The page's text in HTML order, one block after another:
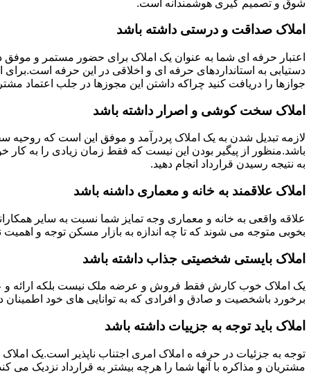
شوق و تصمیم گیری هوشمندانه است.
املاک صداقت و درستی داشته باشد
اعتبار حرفه ای شما به عنوان یک املاک برای حضور مستمر و
دستیابی به استانداردهای حرفه ای و اخلاقی در این حرفه
جوازها را دریافت کنید چراکه داشتن این مجوزها در جلب اعتماد
املاک سخت کوشی و اصرار داشته باشد
لازمه تبدیل شدن به یک املاک پردرآمد و موفق این است که
باشد.منظور از پیگیر بودن این نیست که فقط زمان زیادی را به کار
به نتیجه رسیدن قرارداد انجام دهید.
املاک علاقمند به خانه و معماری داشنه باشد
علاقه واقعی به خانه و معماری وجه تمایز شما نسبت به سایر
بخوبی متوجه می شوند که تا چه اندازه به بازار مسکن توجه و
املاک بایستی شخصیتی جذاب داشته باشد
یک املاک خوب کارش فقط فروش و عرضه ملک نیست بلکه ارائه و
برخورد باشخصیت و صادق و افرادی که به توانایی های خود
املاک باید توجه به جزییات داشته باشد
توجه به جزئیات در حرفه ه املاک امری اجتناب ناپذیر است.یک
مشتریان و مذاکره با آنها شما را هرچه بیشتر به قرارداد نزدیک می